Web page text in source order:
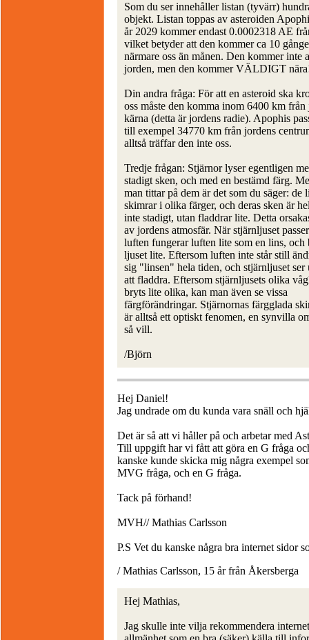
Som du ser innehåller listan (tyvärr)
objekt. Listan toppas av asteroiden
år 2029 kommer endast 0.0002318 AE
vilket betyder att den kommer ca 10
närmare oss än månen. Den kommer inte
jorden, men den kommer VÄLDIGT
Din andra fråga: För att en asteroid ska
oss måste den komma inom 6400 km från
kärna (detta är jordens radie). Apophis
till exempel 34770 km från jordens
alltså träffar den inte oss.
Tredje frågan: Stjärnor lyser egentligen
stadigt sken, och med en bestämd färg.
man tittar på dem är det som du säger: de
skimrar i olika färger, och deras sken är
inte stadigt, utan fladdrar lite. Detta
av jordens atmosfär. När stjärnljuset
luften fungerar luften lite som en lins, och
ljuset lite. Eftersom luften inte står still
sig "linsen" hela tiden, och stjärnljuset ser
att fladdra. Eftersom stjärnljusets olika
bryts lite olika, kan man även se vissa
färgförändringar. Stjärnornas färgglada
är alltså ett optiskt fenomen, en synvilla
så vill.
/Björn
Hej Daniel!
Jag undrade om du kunda vara snäll och
Det är så att vi håller på och arbetar med
Till uppgift har vi fått att göra en G fråga
kanske kunde skicka mig några exempel
MVG fråga, och en G fråga.
Tack på förhand!
MVH// Mathias Carlsson
P.S Vet du kanske några bra internet sidor
/ Mathias Carlsson, 15 år från Åkersberga
Hej Mathias,
Jag skulle inte vilja rekommendera